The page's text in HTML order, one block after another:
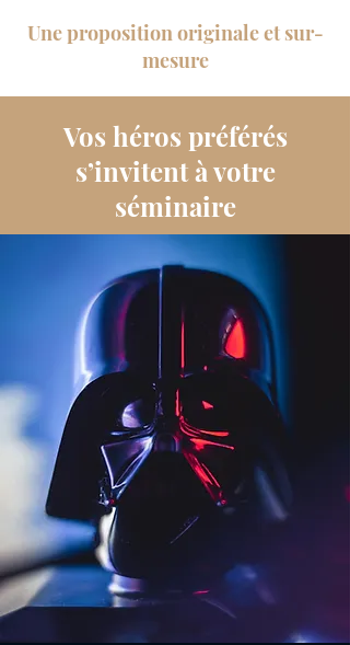
Une proposition originale et sur-
mesure
Vos héros préférés
s’invitent à votre
séminaire